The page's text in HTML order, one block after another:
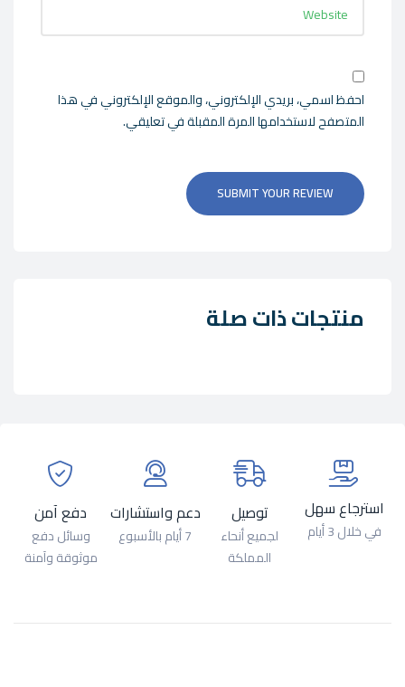
احفظ اسمي، بريدي الإلكتروني، والموقع الإلكتروني في هذا
المتصفح لاستخدامها المرة المقبلة في تعليقي.
SUBMIT YOUR REVIEW
منتجات ذات صلة
استرجاع سهل
في خلال 3 أيام
توصيل
لجميع أنحاء
المملكة
دعم واستشارات
7 أيام بالأسبوع
دفع آمن
وسائل دفع
موثوقة وآمنة